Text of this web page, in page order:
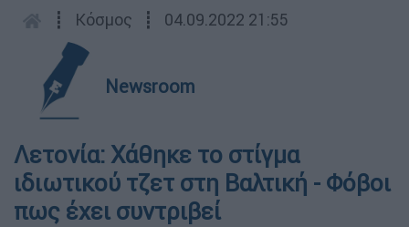
┋ Κόσμος ┋ 04.09.2022 21:55
Newsroom
Λετονία: Χάθηκε το στίγμα
ιδιωτικού τζετ στη Βαλτική - Φόβοι
πως έχει συντριβεί